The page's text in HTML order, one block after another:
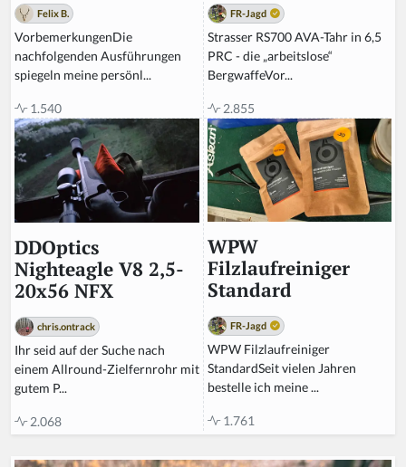
Felix B.
VorbemerkungenDie
nachfolgenden Ausführungen
spiegeln meine persönl...
1.540
FR-Jagd
Strasser RS700 AVA-Tahr in 6,5
PRC - die „arbeitslose“
BergwaffeVor...
2.855
DDOptics
Nighteagle V8 2,5-
20x56 NFX
chris.ontrack
Ihr seid auf der Suche nach
einem Allround-Zielfernrohr mit
gutem P...
2.068
WPW
Filzlaufreiniger
Standard
FR-Jagd
WPW Filzlaufreiniger
StandardSeit vielen Jahren
bestelle ich meine ...
1.761